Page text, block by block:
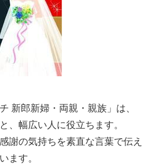
新郎新婦・両親・親族」は、
、幅広い人に役立ちます。
謝の気持ちを素直な言葉で伝え
ます。